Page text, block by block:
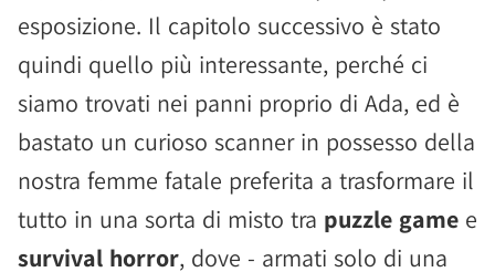
esposizione. Il capitolo successivo è stato
quindi quello più interessante, perché ci
siamo trovati nei panni proprio di Ada, ed è
bastato un curioso scanner in possesso della
nostra femme fatale preferita a trasformare il
tutto in una sorta di misto tra puzzle game e
survival horror, dove - armati solo di una